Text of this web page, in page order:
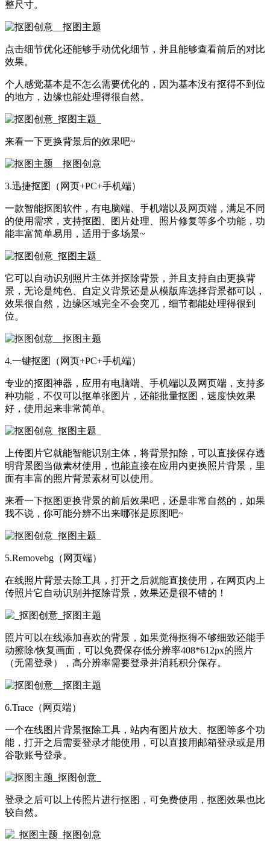
整尺寸。
点击细节优化还能够手动优化细节，并且能够查看前后的对比
效果。
个人感觉基本是不怎么需要优化的，因为基本没有抠得不到位
的地方，边缘也能处理得很自然。
来看一下更换背景后的效果吧~
3.迅捷抠图（网页+PC+手机端）
一款智能抠图软件，有电脑端、手机端以及网页端，满足不同
的使用需求，支持抠图、图片处理、照片修复等多个功能，功
能丰富简单易用，适用于多场景~
它可以自动识别照片主体并抠除背景，并且支持自由更换背
景，无论是纯色、自定义背景还是从模版库选择背景都可以，
效果很自然，边缘区域完全不会突兀，细节都能处理得很到
位。
4.一键抠图（网页+PC+手机端）
专业的抠图神器，应用有电脑端、手机端以及网页端，支持多
种功能，不仅可以抠单张图片，还能批量抠图，速度快效果
好，使用起来非常简单。
上传图片它就能智能识别主体，将背景扣除，可以直接保存透
明背景图当做素材使用，也能直接在应用内更换照片背景，里
面有丰富的照片背景素材可以使用。
来看一下抠图更换背景的前后效果吧，还是非常自然的，如果
我不说，你可能分辨不出来哪张是原图吧~
5.Removebg（网页端）
在线照片背景去除工具，打开之后就能直接使用，在网页内上
传照片它自动识别并抠除背景，效果还是很不错的！
照片可以在线添加喜欢的背景，如果觉得抠得不够细致还能手
动擦除/恢复画面，可以免费保存低分辨率408*612px的照片
（无需登录），高分辨率需要登录并消耗积分保存。
6.Trace（网页端）
一个在线图片背景抠除工具，站内有图片放大、抠图等多个功
能，打开之后需要登录才能使用，可以直接用邮箱登录或是用
谷歌账号登录。
登录之后可以上传照片进行抠图，可免费使用，抠图效果也比
较自然。